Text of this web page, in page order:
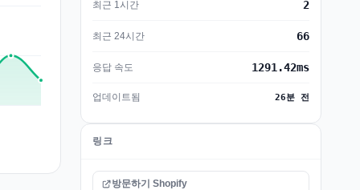
최근 1시간 2
최근 24시간 66
응답 속도 1291.42ms
업데이트됨 26분 전
링크
방문하기 Shopify